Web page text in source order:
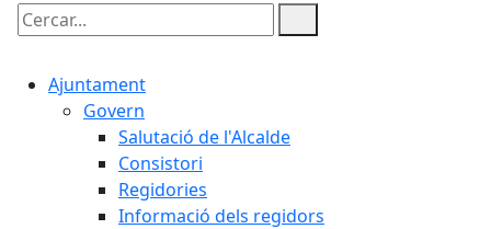
Cercar:
Ajuntament
Govern
Salutació de l'Alcalde
Consistori
Regidories
Informació dels regidors